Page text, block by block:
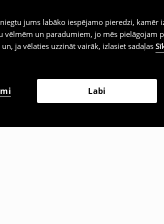
jums labāko iespējamo pieredzi,
un paradumiem, jo mēs
ja vēlaties uzzināt vairāk, izlasiet sadaļas
Labi